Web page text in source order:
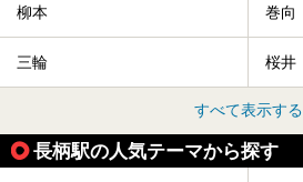
柳本 巻向
三輪 桜井
すべて表示する
長柄駅の人気テーマから探す